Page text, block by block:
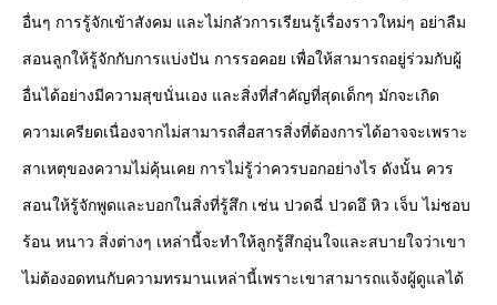
อื่นๆ การรู้จักเข้าสังคม และไม่กลัวการเรียนรู้เรื่องราวใหม่ๆ อย่าลืม
สอนลูกให้รู้จักกับการแบ่งปัน การรอคอย เพื่อให้สามารถอยู่ร่วมกับผู้
อื่นได้อย่างมีความสุขนั่นเอง และสิ่งที่สำคัญที่สุดเด็กๆ มักจะเกิด
ความเครียดเนื่องจากไม่สามารถสื่อสารสิ่งที่ต้องการได้อาจจะเพราะ
สาเหตุของความไม่คุ้นเคย การไม่รู้ว่าควรบอกอย่างไร ดังนั้น ควร
สอนให้รู้จักพูดและบอกในสิ่งที่รู้สึก เช่น ปวดฉี่ ปวดอึ หิว เจ็บ ไม่ชอบ
ร้อน หนาว สิ่งต่างๆ เหล่านี้จะทำให้ลูกรู้สึกอุ่นใจและสบายใจว่าเขา
ไม่ต้องอดทนกับความทรมานเหล่านี้เพราะเขาสามารถแจ้งผู้ดูแลได้